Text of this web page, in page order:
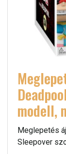
modell,
Meglepetés
Sleepover